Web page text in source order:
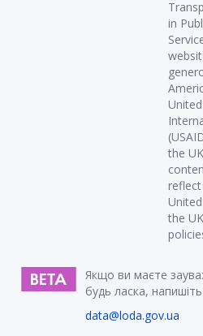
in
the
the
Якщо ви маєте
будь ласка,
data@loda.gov.ua